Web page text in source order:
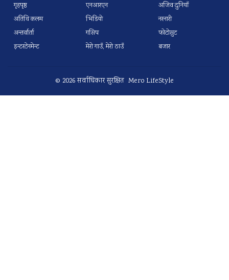
गृहपृष्ठ
अतिथि कलम
अन्तर्वार्ता
इन्टरटेनमेन्ट
एनआरएन
भिडियो
गसिप
मेरो गाउँ, मेरो ठाउँ
अजिव दुनियाँ
नरनारी
फोटोसुट
बजार
© 2026 सर्वाधिकार सुरक्षित Mero LifeStyle